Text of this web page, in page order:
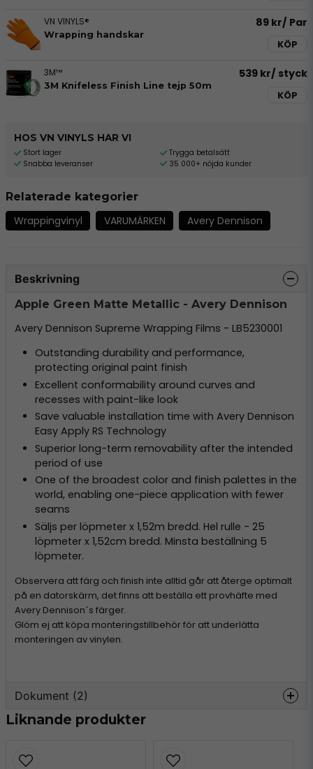
VN VINYLS®
Wrapping handskar
89 kr/ Par
KÖP
3M™
3M Knifeless Finish Line tejp 50m
539 kr/ styck
KÖP
HOS VN VINYLS HAR VI
Stort lager
Snabba leveranser
Trygga betalsätt
35 000+ nöjda kunder
Relaterade kategorier
Wrappingvinyl VARUMÄRKEN Avery Dennison
Beskrivning
Apple Green Matte Metallic - Avery Dennison
Avery Dennison Supreme Wrapping Films - LB5230001
Outstanding durability and performance,
protecting original paint finish
Excellent conformability around curves and
recesses with paint-like look
Save valuable installation time with Avery Dennison
Easy Apply RS Technology
Superior long-term removability after the intended
period of use
One of the broadest color and finish palettes in the
world, enabling one-piece application with fewer
seams
Säljs per löpmeter x 1,52m bredd. Hel rulle - 25
löpmeter x 1,52cm bredd. Minsta beställning 5
löpmeter.
Observera att färg och finish inte alltid går att återge optimalt
på en datorskärm, det finns att beställa ett provhäfte med
Avery Dennison´s färger.
Glöm ej att köpa monteringstillbehör för att underlätta
monteringen av vinylen.
Dokument (2)
avery-supreme-
Liknande produkter